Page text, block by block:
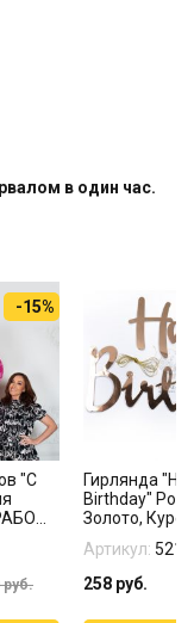
в один час.
-15%
"С
руб.
Гирлянда
Birthday"
Золото,
Артикул:
258 руб.